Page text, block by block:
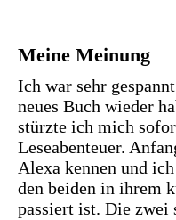
Meine Meinung
Ich war sehr
neues Buch wieder
stürzte ich mich
Leseabenteuer.
Alexa kennen und
den beiden in ihrem
passiert ist. Die zwei